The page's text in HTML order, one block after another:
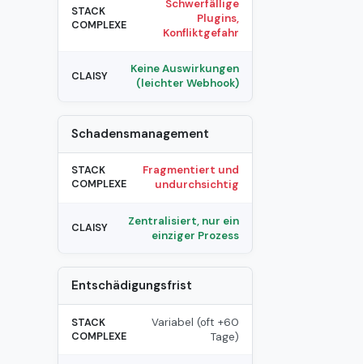
Schwerfällige
Plugins,
Konfliktgefahr
Keine Auswirkungen
(leichter Webhook)
Schadensmanagement
Fragmentiert und
undurchsichtig
Zentralisiert, nur ein
einziger Prozess
Entschädigungsfrist
Variabel (oft +60
Tage)